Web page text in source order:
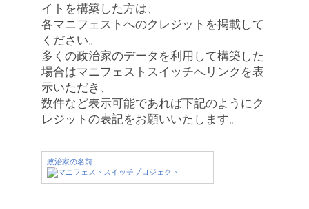
イトを構築した方は、
各マニフェストへのクレジットを掲載して
ください。
多くの政治家のデータを利用して構築した
場合はマニフェストスイッチへリンクを表
示いただき、
数件など表示可能であれば下記のようにク
レジットの表記をお願いいたします。
政治家の名前